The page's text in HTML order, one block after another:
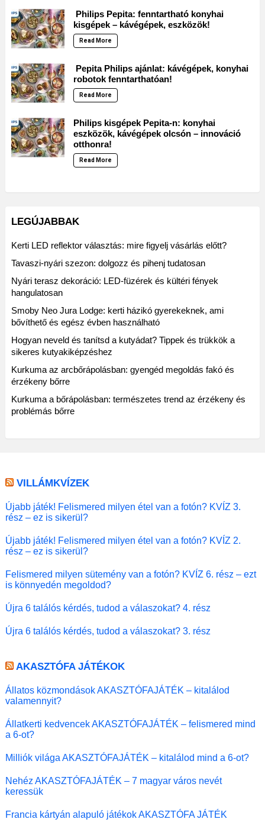
Philips Pepita: fenntartható konyhai
kisgépek – kávégépek, eszközök!
Read More
Pepita Philips ajánlat: kávégépek, konyhai
robotok fenntarthatóan!
Read More
Philips kisgépek Pepita-n: konyhai
eszközök, kávégépek olcsón – innováció
otthonra!
Read More
LEGÚJABBAK
Kerti LED reflektor választás: mire figyelj vásárlás előtt?
Tavaszi-nyári szezon: dolgozz és pihenj tudatosan
Nyári terasz dekoráció: LED-füzérek és kültéri fények
hangulatosan
Smoby Neo Jura Lodge: kerti házikó gyerekeknek, ami
bővíthető és egész évben használható
Hogyan neveld és tanítsd a kutyádat? Tippek és trükkök a
sikeres kutyakiképzéshez
Kurkuma az arcbőrápolásban: gyengéd megoldás fakó és
érzékeny bőrre
Kurkuma a bőrápolásban: természetes trend az érzékeny és
problémás bőrre
VILLÁMKVÍZEK
Újabb játék! Felismered milyen étel van a fotón? KVÍZ 3.
rész – ez is sikerül?
Újabb játék! Felismered milyen étel van a fotón? KVÍZ 2.
rész – ez is sikerül?
Felismered milyen sütemény van a fotón? KVÍZ 6. rész – ezt
is könnyedén megoldod?
Újra 6 találós kérdés, tudod a válaszokat? 4. rész
Újra 6 találós kérdés, tudod a válaszokat? 3. rész
AKASZTÓFA JÁTÉKOK
Állatos közmondások AKASZTÓFAJÁTÉK – kitalálod
valamennyit?
Állatkerti kedvencek AKASZTÓFAJÁTÉK – felismered mind
a 6-ot?
Milliók világa AKASZTÓFAJÁTÉK – kitalálod mind a 6-ot?
Nehéz AKASZTÓFAJÁTÉK – 7 magyar város nevét
keressük
Francia kártyán alapuló játékok AKASZTÓFA JÁTÉK